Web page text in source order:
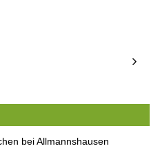
bei Allmannshausen